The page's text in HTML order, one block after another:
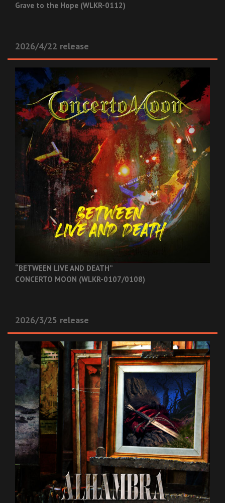
Grave to the Hope (WLKR-0112)
2026/4/22 release
“BETWEEN LIVE AND DEATH”
CONCERTO MOON (WLKR-0107/0108)
2026/3/25 release